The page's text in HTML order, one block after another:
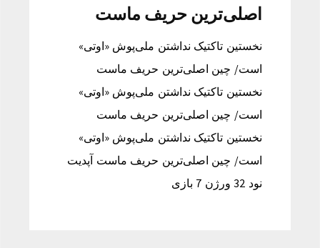
اصلی‌ترین حریف ماست
نخستین تاکتیک نداشتن ملی‌پوش «اوتی»
است/ چین اصلی‌ترین حریف ماست
نخستین تاکتیک نداشتن ملی‌پوش «اوتی»
است/ چین اصلی‌ترین حریف ماست
نخستین تاکتیک نداشتن ملی‌پوش «اوتی»
است/ چین اصلی‌ترین حریف ماست آپدیت
نود 32 ورژن 7 بازی